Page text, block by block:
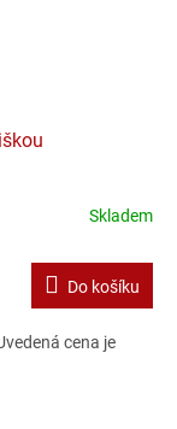
Skladem
Do košíku
cena je